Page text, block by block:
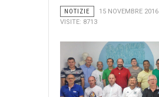
NOTIZIE
15 NOVEMBRE 2016
VISITE: 8713